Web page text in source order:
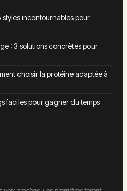
incontournables pour
: 3 solutions concrètes pour
choisir la protéine adaptée à
faciles pour gagner du temps